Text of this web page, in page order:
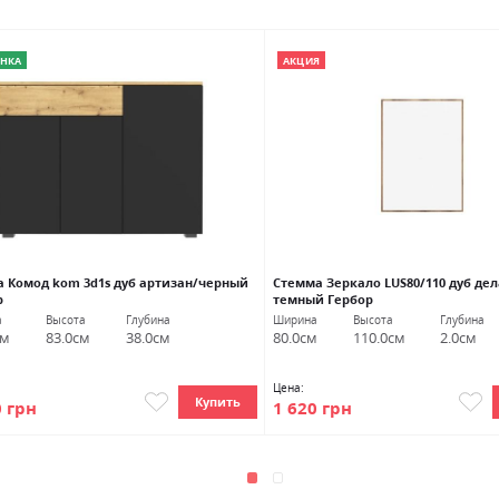
Комод kom 3d1s дуб артизан/черный
Высота
83.0см
Глубина
38.0см
грн Купить
АКЦИЯ
Стемма Зеркало LUS80/110 дуб
темный Гербор
Ширина
80.0см
Высота
110.0см
Глубина
2.0см
Цена:
1 620 грн